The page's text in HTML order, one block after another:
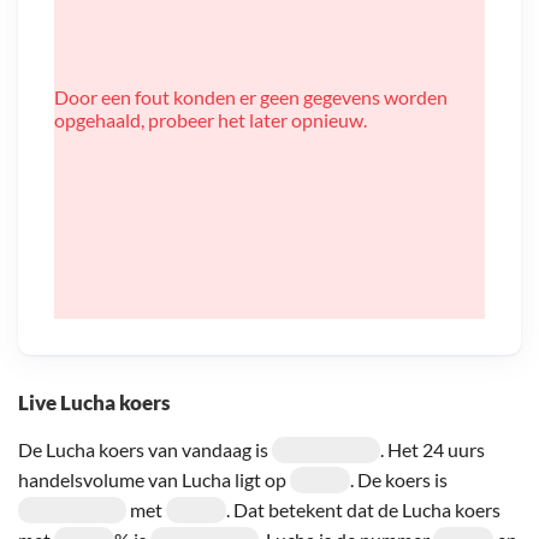
Live Lucha koers
De Lucha koers van vandaag is
. Het 24 uurs
handelsvolume van Lucha ligt op
. De koers is
met
. Dat betekent dat de Lucha koers
Door een fout konden er geen gegevens worden
opgehaald, probeer het later opnieuw.